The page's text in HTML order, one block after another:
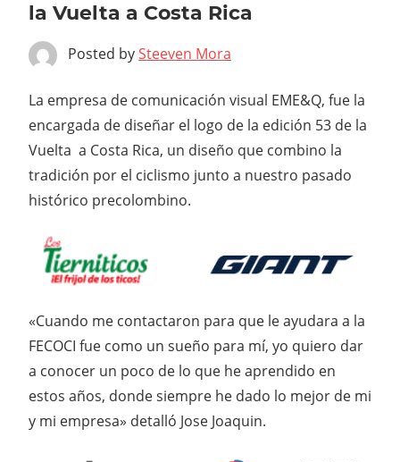
la Vuelta a Costa Rica
Posted bySteeven Mora
La empresa de comunicación visual EME&Q, fue la
encargada de diseñar el logo de la edición 53 de la
Vuelta a Costa Rica, un diseño que combino la
tradición por el ciclismo junto a nuestro pasado
histórico precolombino.
«Cuando me contactaron para que le ayudara a la
FECOCI fue como un sueño para mí, yo quiero dar
a conocer un poco de lo que he aprendido en
estos años, donde siempre he dado lo mejor de mi
y mi empresa» detalló Jose Joaquin.